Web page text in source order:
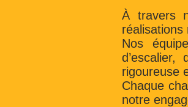
À travers
réalisations
Nos
rigoureuse
Chaque
notre